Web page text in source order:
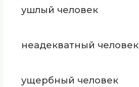
ушлый человек
неадекватный человек
ущербный человек